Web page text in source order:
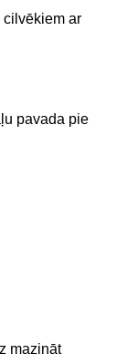
cilvēkiem ar
pavada pie
mazināt